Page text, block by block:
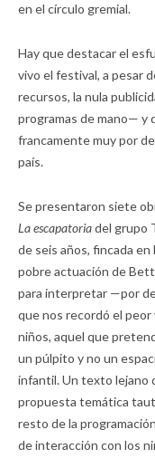
en el círculo gremial.
Hay que destacar el
vivo el festival, a pesar
recursos, la nula
programas de mano— y
francamente muy por
país.
Se presentaron siete
La escapatoriadel grupo
de seis años, fincada
pobre actuación de
para interpretar —por
que nos recordó el
niños, aquel que
un púlpito y no un
infantil. Un texto lejano
propuesta temática
resto de la
de interacción con los